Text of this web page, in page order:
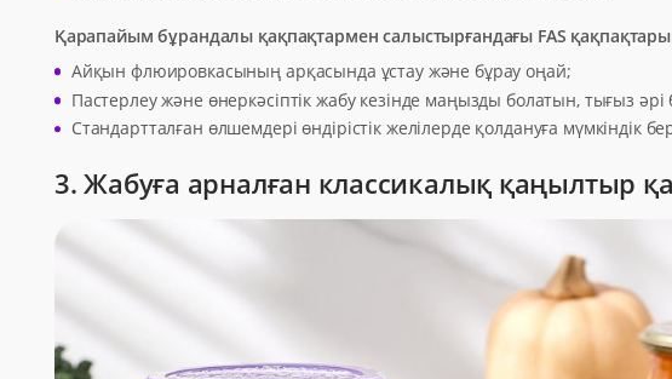
Қарапайым бұрандалы қақпақтармен салыстырғандағы FAS
Айқын флюировкасының арқасында ұстау және бұрау оңай;
Пастерлеу және өнеркәсіптік жабу кезінде маңызды болатын, тығыз
Стандартталған өлшемдері өндірістік желілерде қолдануға мүмкіндік
3. Жабуға арналған классикалық қаңылтыр